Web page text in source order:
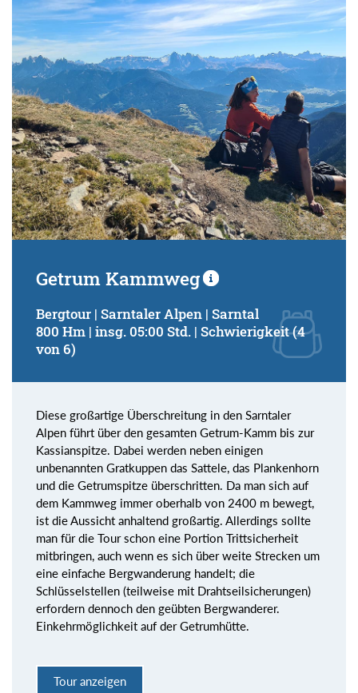
Getrum Kammweg
Bergtour | Sarntaler Alpen | Sarntal
800 Hm | insg. 05:00 Std. | Schwierigkeit (4
von 6)
Diese großartige Überschreitung in den Sarntaler
Alpen führt über den gesamten Getrum-Kamm bis zur
Kassianspitze. Dabei werden neben einigen
unbenannten Gratkuppen das Sattele, das Plankenhorn
und die Getrumspitze überschritten. Da man sich auf
dem Kammweg immer oberhalb von 2400 m bewegt,
ist die Aussicht anhaltend großartig. Allerdings sollte
man für die Tour schon eine Portion Trittsicherheit
mitbringen, auch wenn es sich über weite Strecken um
eine einfache Bergwanderung handelt; die
Schlüsselstellen (teilweise mit Drahtseilsicherungen)
erfordern dennoch den geübten Bergwanderer.
Einkehrmöglichkeit auf der Getrumhütte.
Tour anzeigen